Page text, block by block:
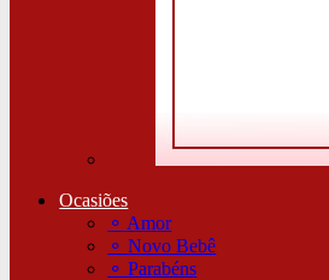
Ocasiões
⚬ Amor
⚬Novo Bebê
⚬Parabéns